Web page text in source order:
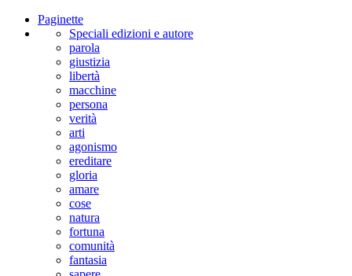
Paginette
Speciali edizioni e autore
parola
giustizia
libertà
macchine
persona
verità
arti
agonismo
ereditare
gloria
amare
cose
natura
fortuna
comunità
fantasia